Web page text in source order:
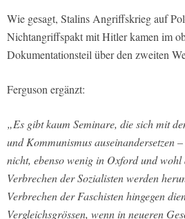
Wie gesagt, Stalins Angriffskrieg auf
Nichtangriffspakt mit Hitler kamen im
Dokumentationsteil über den zweiten
Ferguson ergänzt:
„Es gibt kaum Seminare, die sich mit
und Kommunismus auseinandersetzen
nicht, ebenso wenig in Oxford und
Verbrechen der Sozialisten werden
Verbrechen der Faschisten hingegen
Vergleichsgrössen, wenn in neueren